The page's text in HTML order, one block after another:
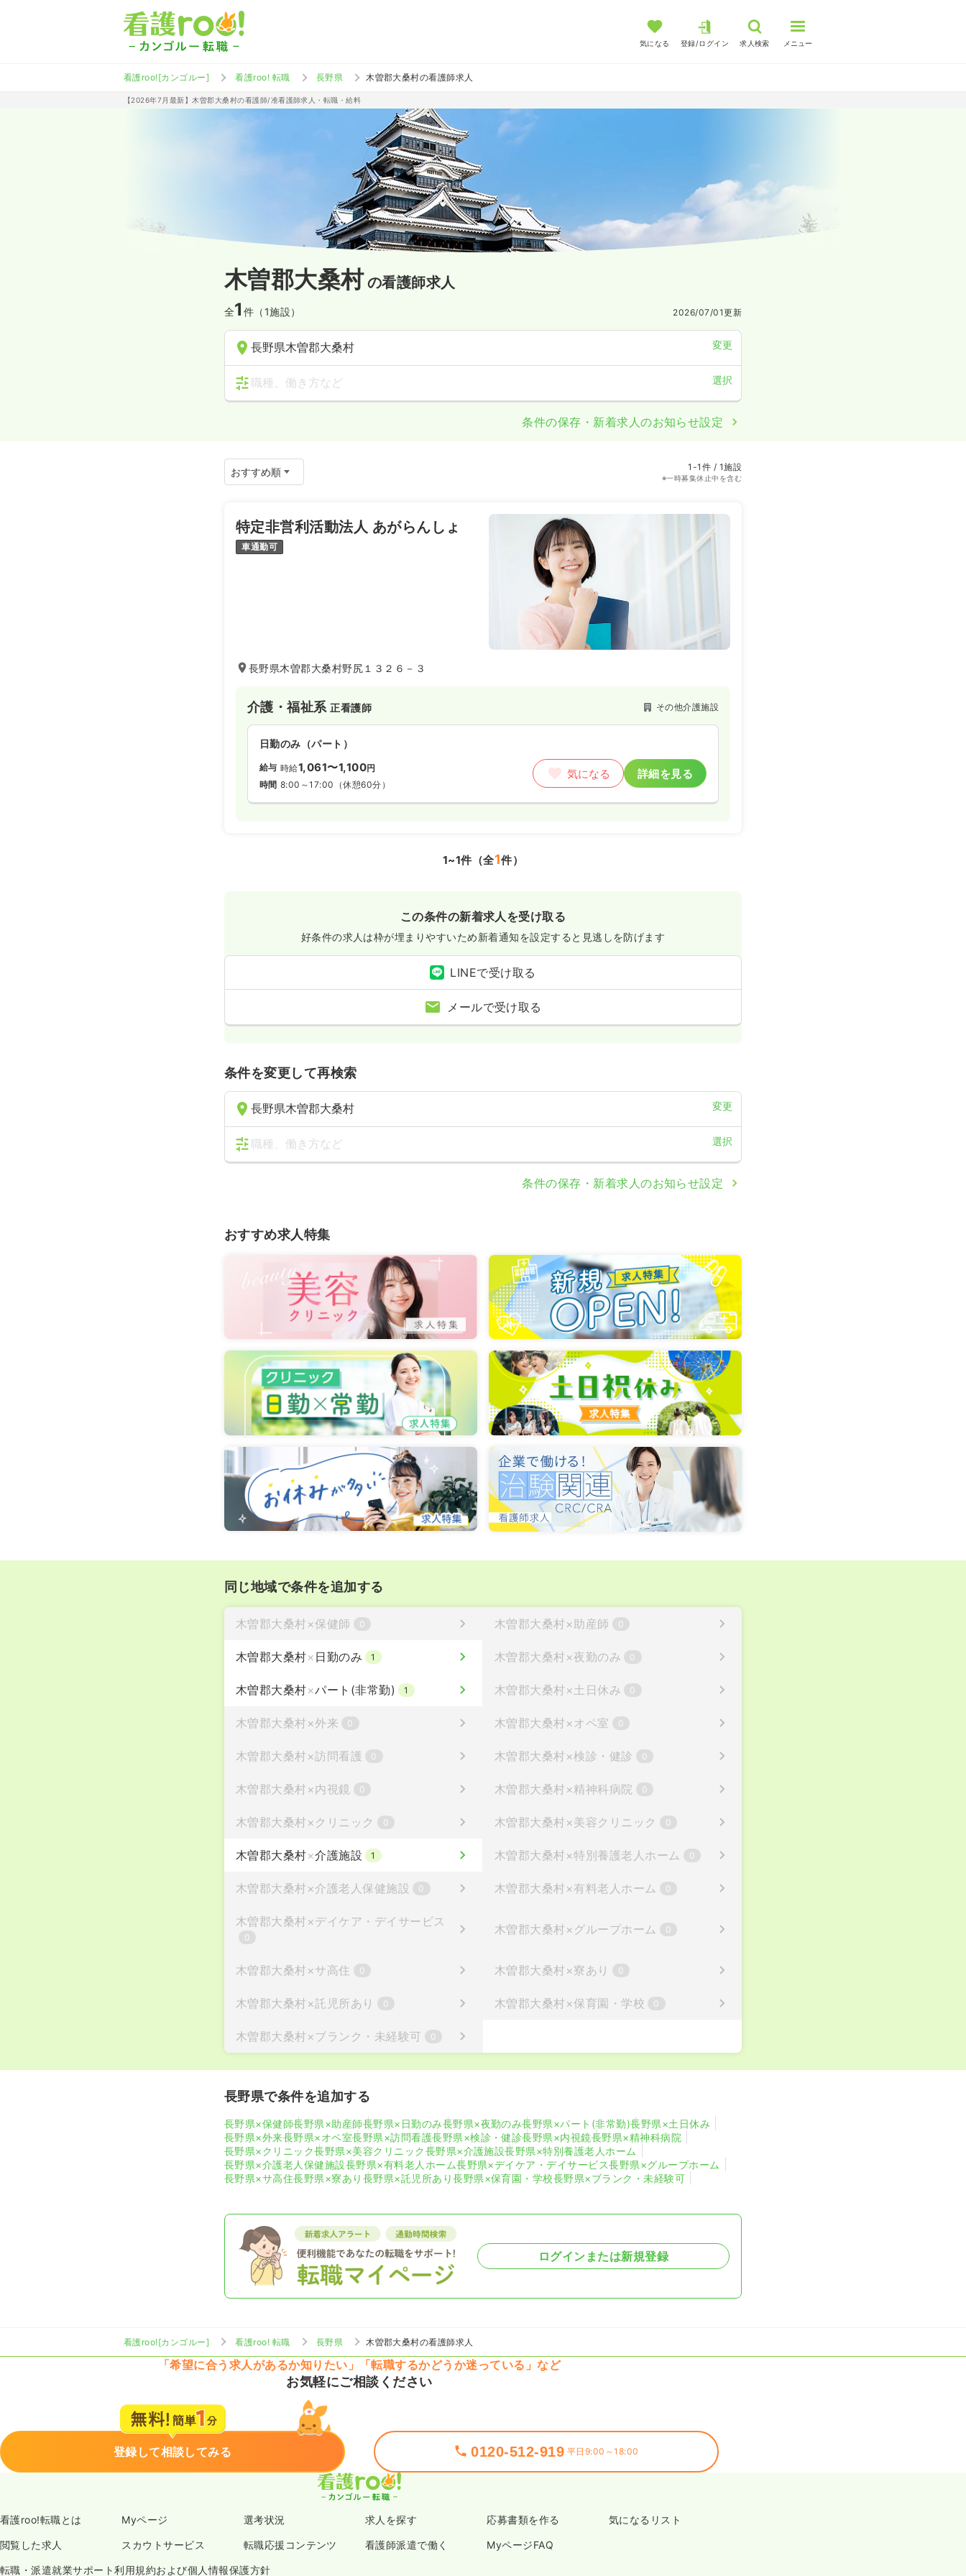
気になる 登録/ログイン 求人検索 メニュー
看護roo![カンゴルー] 看護roo! 転職 長野県 木曽郡大桑村の看護師求人
【2026年7月最新】木曽郡大桑村の看護師/准看護師求人・転職・給料
木曽郡大桑村の看護師求人
全1 件（1施設） 2026/07/01更新
長野県木曽郡大桑村 変更
職種、働き方など 選択
条件の保存・新着求人のお知らせ設定
1-1件 / 1施設
※一時募集休止中を含む
特定非営利活動法人 あがらんしょ
車通勤可
長野県木曽郡大桑村野尻１３２６－３
介護・福祉系正看護師 その他介護施設
日勤のみ（パート）
給与 時給1,061〜1,100円
時間 8:00～17:00 （休憩60分）
気になる 詳細を見る
1~1件（全1件）
この条件の新着求人を受け取る
好条件の求人は枠が埋まりやすいため新着通知を設定すると見逃しを防げます
LINEで受け取る
メールで受け取る
条件を変更して再検索
長野県木曽郡大桑村 変更
職種、働き方など 選択
条件の保存・新着求人のお知らせ設定
おすすめ求人特集
同じ地域で条件を追加する
木曽郡大桑村 ×保健師 0 木曽郡大桑村 ×助産師 0
木曽郡大桑村× 日勤のみ 1 木曽郡大桑村 ×夜勤のみ 0
木曽郡大桑村×パート(非常勤) 1 木曽郡大桑村 × 土日休み 0
木曽郡大桑村 ×外来 0 木曽郡大桑村 ×オペ室 0
木曽郡大桑村 ×訪問看護 0 木曽郡大桑村 ×検診・健診 0
木曽郡大桑村 ×内視鏡 0 木曽郡大桑村 ×精神科病院 0
木曽郡大桑村 × クリニック 0 木曽郡大桑村 ×美容クリニック 0
木曽郡大桑村×介護施設 1 木曽郡大桑村 ×特別養護老人ホーム 0
木曽郡大桑村 ×介護老人保健施設 0 木曽郡大桑村 ×有料老人ホーム 0
木曽郡大桑村 ×デイケア・デイサービス
0
木曽郡大桑村 × グループホーム 0
木曽郡大桑村 ×サ高住 0 木曽郡大桑村 ×寮あり 0
木曽郡大桑村 ×託児所あり 0 木曽郡大桑村 ×保育園・学校 0
木曽郡大桑村 ×ブランク・未経験可 0
長野県で条件を追加する
長野県×保健師長野県×助産師長野県×日勤のみ長野県×夜勤のみ長野県×パート(非常勤)長野県×土日休み
長野県×外来長野県×オペ室長野県×訪問看護長野県×検診・健診長野県×内視鏡長野県×精神科病院
長野県×クリニック長野県×美容クリニック長野県×介護施設長野県×特別養護老人ホーム
長野県×介護老人保健施設長野県×有料老人ホーム長野県×デイケア・デイサービス長野県×グループホーム
長野県×サ高住長野県×寮あり 長野県×託児所あり長野県×保育園・学校長野県×ブランク・未経験可
ログインまたは新規登録
看護roo![カンゴルー] 看護roo! 転職 長野県 木曽郡大桑村の看護師求人
「希望に合う求人があるか知りたい」「転職するかどうか迷っている」など
お気軽にご相談ください
登録して相談してみる 0120-512-919 平日9:00～18:00
看護roo!転職とは Myページ 選考状況 求人を探す 応募書類を作る 気になるリスト
閲覧した求人 スカウトサービス 転職応援コンテンツ 看護師派遣で働く MyページFAQ
転職・派遣就業サポート利用規約および個人情報保護方針